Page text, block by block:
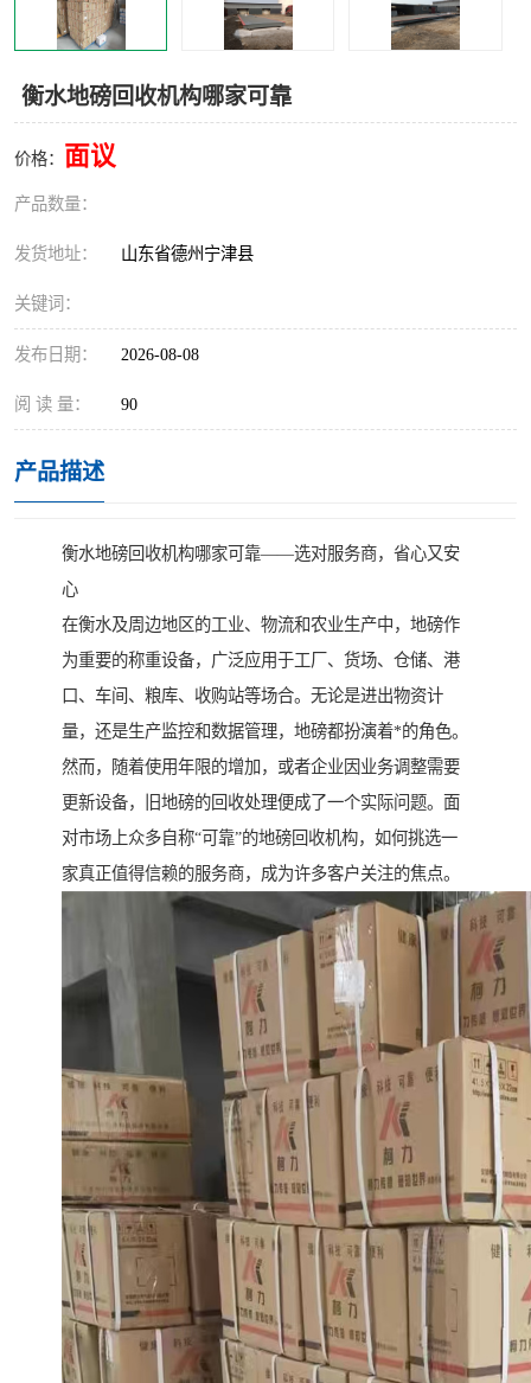
衡水地磅回收机构哪家可靠
价格： 面议
产品数量：
发货地址： 山东省德州宁津县
关键词：
发布日期： 2026-08-08
阅 读 量： 90
产品描述
衡水地磅回收机构哪家可靠——选对服务商，省心又安
心
在衡水及周边地区的工业、物流和农业生产中，地磅作
为重要的称重设备，广泛应用于工厂、货场、仓储、港
口、车间、粮库、收购站等场合。无论是进出物资计
量，还是生产监控和数据管理，地磅都扮演着*的角色。
然而，随着使用年限的增加，或者企业因业务调整需要
更新设备，旧地磅的回收处理便成了一个实际问题。面
对市场上众多自称“可靠”的地磅回收机构，如何挑选一
家真正值得信赖的服务商，成为许多客户关注的焦点。